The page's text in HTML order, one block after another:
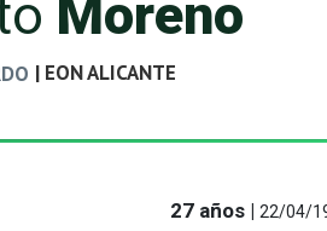
Moreno
| EON ALICANTE
27 años |22/04/